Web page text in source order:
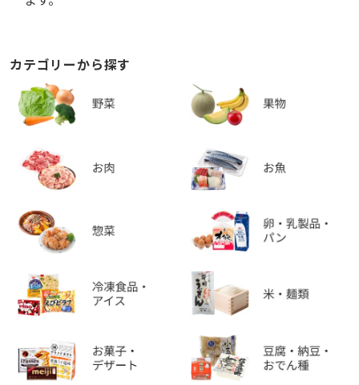
カテゴリーから探す